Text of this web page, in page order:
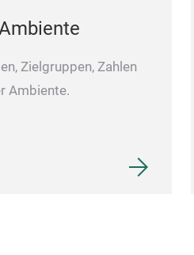
Zielgruppen, Zahlen
Ambiente.